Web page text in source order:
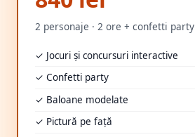
2 personaje · 2 ore + confetti party
✓ Jocuri și concursuri interactive
✓ Confetti party
✓ Baloane modelate
✓ Pictură pe față